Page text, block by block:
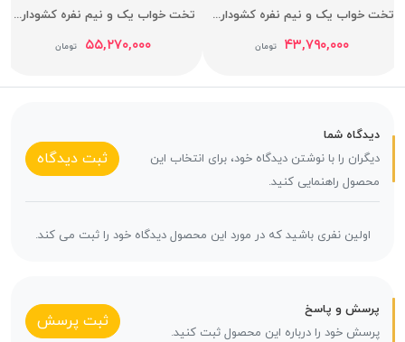
تخت خواب یک و نیم نفره کشودار آدونیس عرض 120
۴۳,۷۹۰,۰۰۰ تومان
تخت خواب یک و نیم نفره کشودار هرمس عرض 120
۵۵,۲۷۰,۰۰۰ تومان
دیدگاه شما
دیگران را با نوشتن دیدگاه خود، برای انتخاب این
محصول راهنمایی کنید.
ثبت دیدگاه
اولین نفری باشید که در مورد این محصول دیدگاه خود را ثبت می کند.
پرسش و پاسخ
پرسش خود را درباره این محصول ثبت کنید.
ثبت پرسش